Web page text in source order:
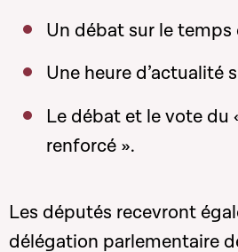
Un débat sur le temps
Une heure d’actualité
Le débat et le vote du
renforcé ».
Les députés recevront
délégation parlementaire